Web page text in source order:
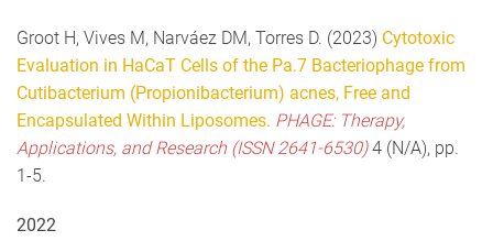
Groot H, Vives M, Narváez DM, Torres D. (2023) Cytotoxic
Evaluation in HaCaT Cells of the Pa.7 Bacteriophage from
Cutibacterium (Propionibacterium) acnes, Free and
Encapsulated Within Liposomes. PHAGE: Therapy,
Applications, and Research (ISSN 2641-6530)4 (N/A), pp.
1-5.
2022